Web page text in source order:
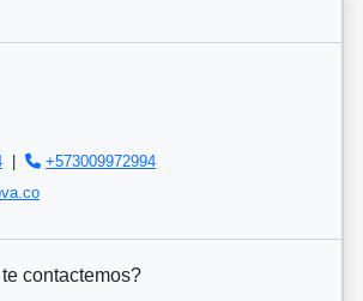
|
+573009972994
contactemos?